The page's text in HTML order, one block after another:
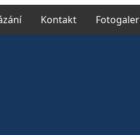
Kontakt